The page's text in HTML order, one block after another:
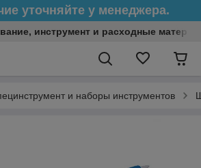
уточняйте у менеджера.
инструмент и расходные
и наборы инструментов